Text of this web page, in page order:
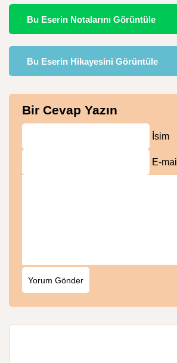
Bu Eserin Notalarını Görüntüle
Bu Eserin Hikayesini Görüntüle
Bir Cevap Yazın
İsim
E-mail